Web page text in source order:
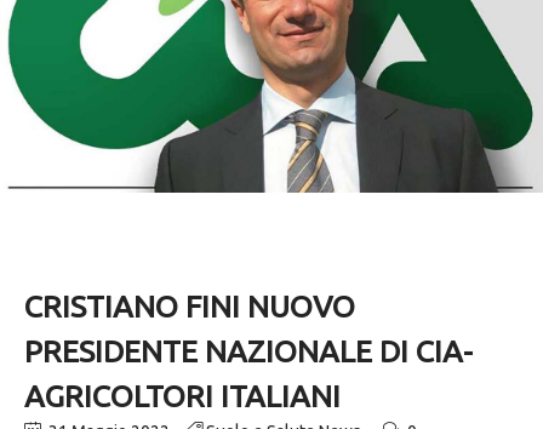
CRISTIANO FINI NUOVO
PRESIDENTE NAZIONALE DI CIA-
AGRICOLTORI ITALIANI